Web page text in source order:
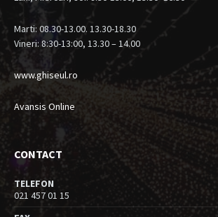
Marti: 08.30-13.00. 13.30-18.30
Vineri: 8:30-13:00, 13.30 – 14.00
www.ghiseul.ro
Avansis Online
CONTACT
TELEFON
021 457 01 15